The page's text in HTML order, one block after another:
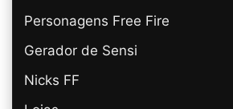
Personagens Free Fire
Gerador de Sensi
Nicks FF